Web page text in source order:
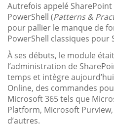
Autrefois appelé SharePoint
PowerShell (Patterns &
pour pallier le manque de
PowerShell classiques pour
À ses débuts, le module
l’administration de
temps et intègre
Online, des commandes
Microsoft 365 tels que
Platform, Microsoft
d’autres.